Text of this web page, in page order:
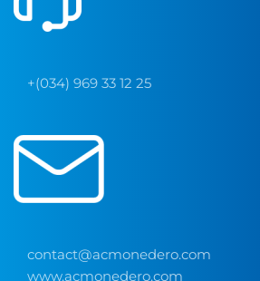
+(034) 969 33 12 25
contact@acmonedero.com
www.acmonedero.com